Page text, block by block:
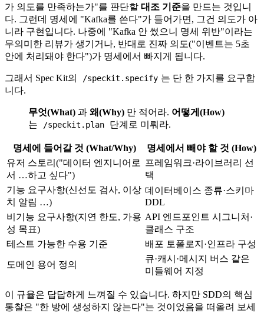
가 의도를 만족하는가"를 판단할 대조 기준을 만드는 것입니
다. 그런데 명세에 "Kafka를 쓴다"가 들어가면, 그건 의도가 아
니라 구현입니다. 나중에 "Kafka 안 썼으니 명세 위반"이라는
무의미한 리뷰가 생기거나, 반대로 진짜 의도("이벤트는 5초
안에 처리돼야 한다")가 명세에서 빠지게 됩니다.
그래서 Spec Kit의 /speckit.specify 는 단 한 가지를 요구합
니다.
무엇(What) 과 왜(Why) 만 적어라. 어떻게(How)
는
/speckit.plan 단계로 미뤄라.
명세에 들어갈 것 (What/Why)
명세에서 빼야 할 것 (How)
유저 스토리("데이터 엔지니어로
서 …하고 싶다")
프레임워크·라이브러리 선
택
기능 요구사항(신선도 검사, 이상
치 알림 …)
데이터베이스 종류·스키마
DDL
비기능 요구사항(지연 한도, 가용
성 목표)
API 엔드포인트 시그니처·
클래스 구조
테스트 가능한 수용 기준
배포 토폴로지·인프라 구성
도메인 용어 정의
큐·캐시·메시지 버스 같은
미들웨어 지정
이 규율은 답답하게 느껴질 수 있습니다. 하지만 SDD의 핵심
통찰은 "한 방에 생성하지 않는다"는 것이었음을 떠올려 보세